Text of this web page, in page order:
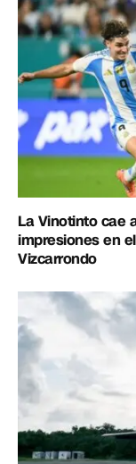
La Vinotinto cae
impresiones en
Vizcarrondo